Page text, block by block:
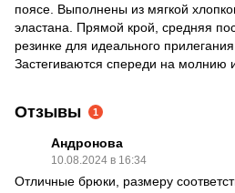
поясе. Выполнены из мягкой
эластана. Прямой крой, средняя
резинке для идеального
Застегиваются спереди на молнию
Отзывы 1
Андронова
10.08.2024 в 16:34
Отличные брюки, размеру